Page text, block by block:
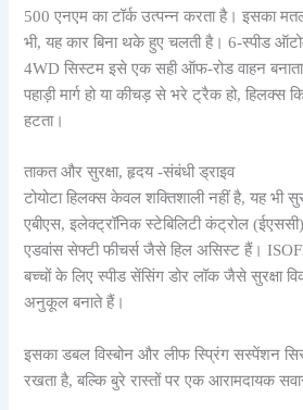
500 एनएम का टॉर्क उत्पन्न करता है। इसका
भी, यह कार बिना थके हुए चलती है। 6-स्पीड
4WD सिस्टम इसे एक सही ऑफ-रोड वाहन
पहाड़ी मार्ग हो या कीचड़ से भरे ट्रैक हो, हिलक्स
हटता।
ताकत और सुरक्षा, हृदय -संबंधी ड्राइव
टोयोटा हिलक्स केवल शक्तिशाली नहीं है, यह भी
एबीएस, इलेक्ट्रॉनिक स्टेबिलिटी कंट्रोल
एडवांस सेफ्टी फीचर्स जैसे हिल असिस्ट हैं।
बच्चों के लिए स्पीड सेंसिंग डोर लॉक जैसे सुरक्षा
अनुकूल बनाते हैं।
इसका डबल विस्बोन और लीफ स्प्रिंग सस्पेंशन
रखता है, बल्कि बुरे रास्तों पर एक आरामदायक